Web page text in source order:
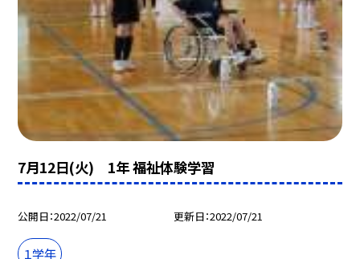
7月12日(火) 1年 福祉体験学習
公開日 2022/07/21 更新日 2022/07/21
１学年